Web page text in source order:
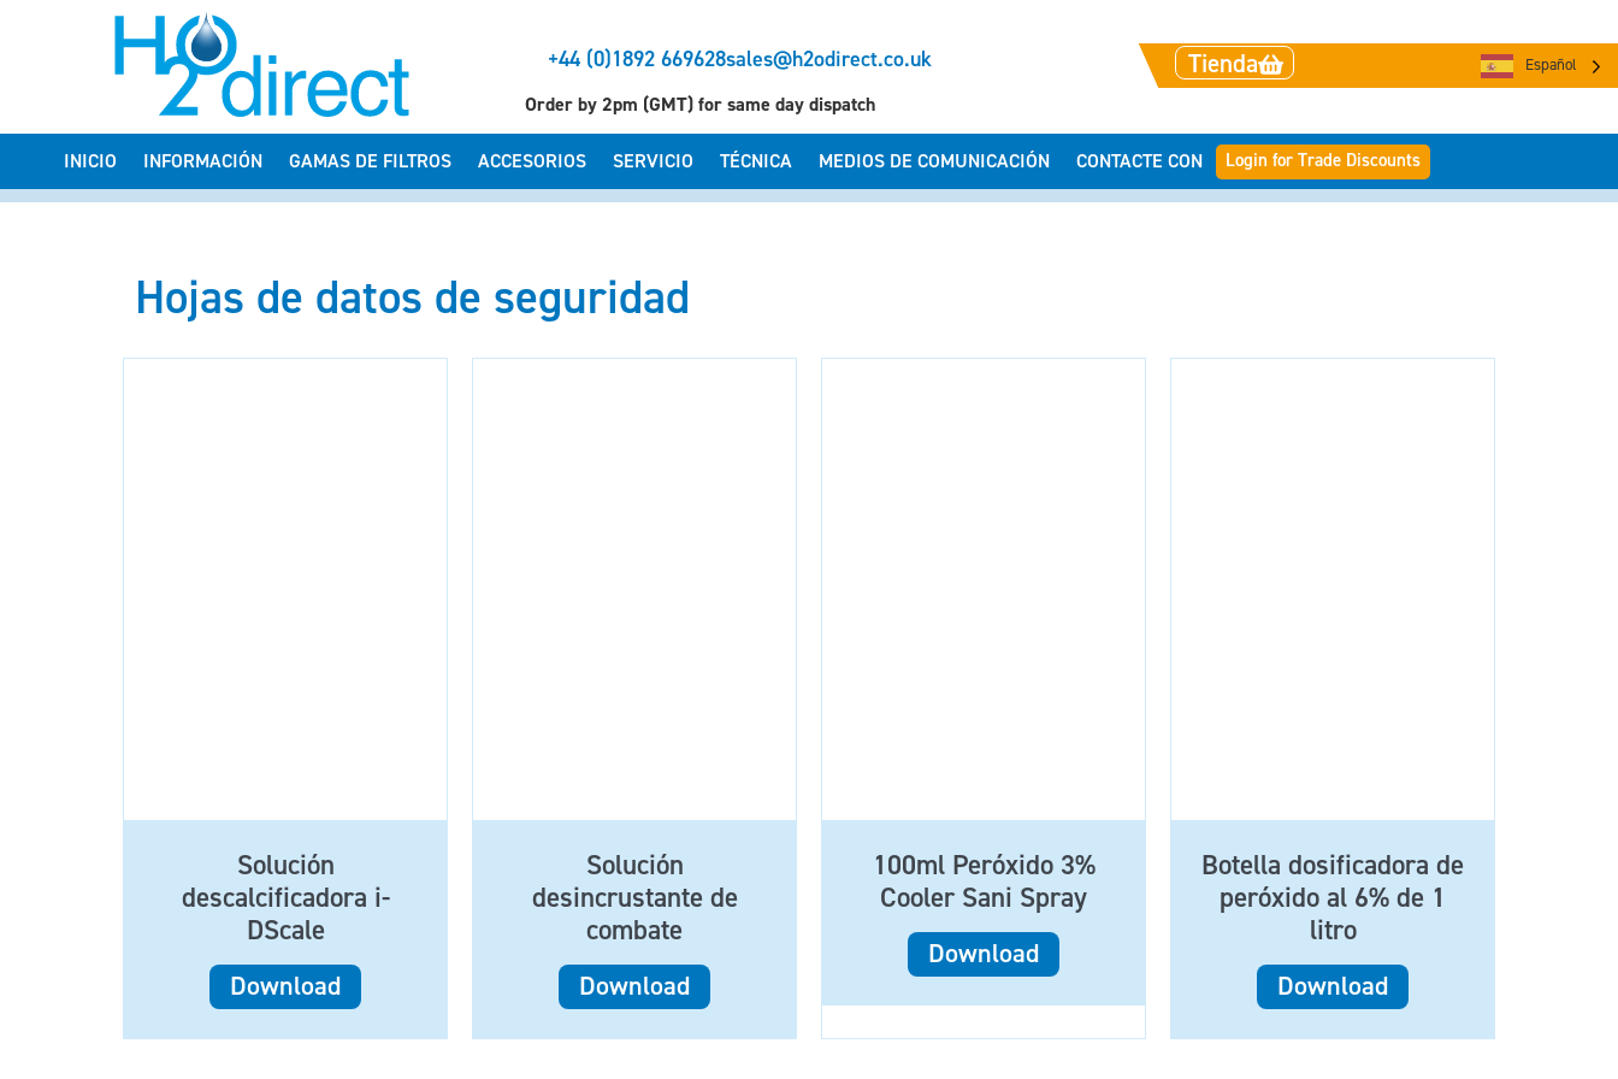
+44 (0)1892 669628sales@h2odirect.co.uk Tienda Español
Order by 2pm (GMT) for same day dispatch
INICIO INFORMACIÓN GAMAS DE FILTROS ACCESORIOS SERVICIO TÉCNICA MEDIOS DE COMUNICACIÓN CONTACTE CON Login for Trade Discounts
Hojas de datos de seguridad
Solución
descalcificadora i-
DScale
Download
Solución
desincrustante de
combate
Download
100ml Peróxido 3%
Cooler Sani Spray
Download
Botella dosificadora de
peróxido al 6% de 1
litro
Download